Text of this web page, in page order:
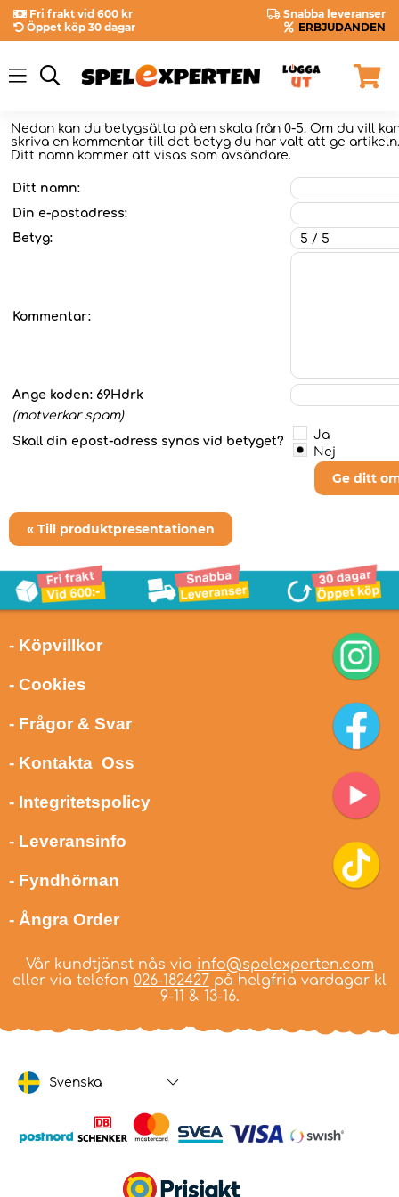
Fri frakt vid 600 kr
Snabba leveranser
Öppet köp 30 dagar
ERBJUDANDEN
Nedan kan du betygsätta på en skala från 0-5. Om du vill
skriva en kommentar till det betyg du har valt att ge artikeln.
Ditt namn kommer att visas som avsändare.
Ditt namn:
Din e-postadress:
Betyg:
Kommentar:
Ange koden: 69Hdrk
(motverkar spam)
Skall din epost-adress synas vid betyget?
Ja
Nej
Ge ditt
« Till produktpresentationen
- Köpvillkor
- Cookies
- Frågor & Svar
- Kontakta Oss
- Integritetspolicy
- Leveransinfo
- Fyndhörnan
- Ångra Order
Vår kundtjänst nås via info@spelexperten.com
eller via telefon 026-182427 på helgfria vardagar kl
9-11 & 13-16.
Svenska